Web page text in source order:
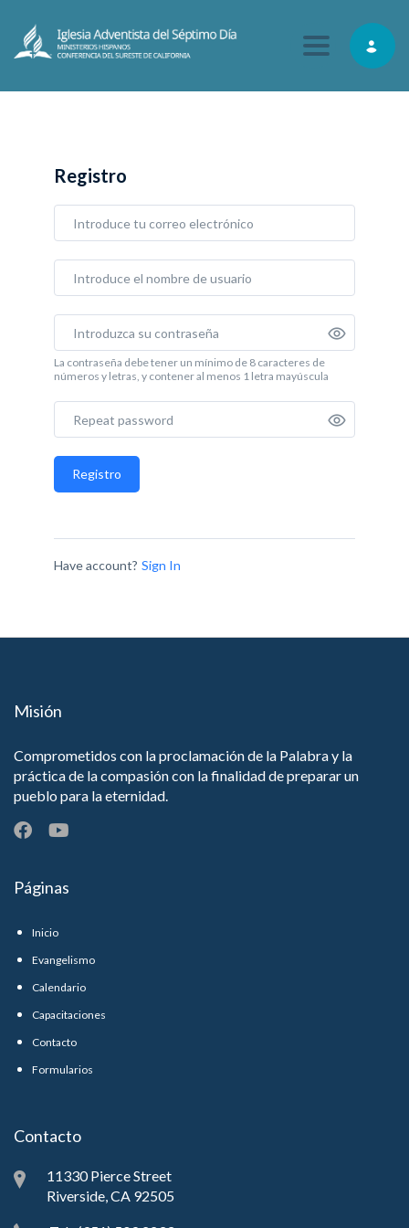
Toggle
Registro
La contraseña debe tener un mínimo de 8 caracteres de
números y letras, y contener al menos 1 letra mayúscula
Registro
Have account? Sign In
Misión
Comprometidos con la proclamación de la Palabra y la
práctica de la compasión con la finalidad de preparar un
pueblo para la eternidad.
Páginas
Inicio
Evangelismo
Calendario
Capacitaciones
Contacto
Formularios
Contacto
11330 Pierce Street
Riverside, CA 92505